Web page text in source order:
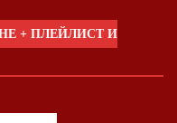
+ ПЛЕЙЛИСТ И